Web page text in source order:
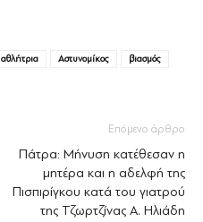
αθλήτρια Αστυνομίκος
βιασμός
Επόμενο άρθρο
Πάτρα: Μήνυση κατέθεσαν η
μητέρα και η αδελφή της
Πισπιρίγκου κατά του γιατρού
της Τζωρτζίνας Α. Ηλιάδη